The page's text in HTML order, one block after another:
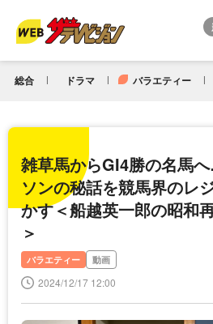
総合 ドラマ バラエティー
雑草馬からGI4勝の名馬
ソンの秘話を競馬界のレ
かす＜船越英一郎の昭和
＞
バラエティー 動画
2024/12/17 12:00